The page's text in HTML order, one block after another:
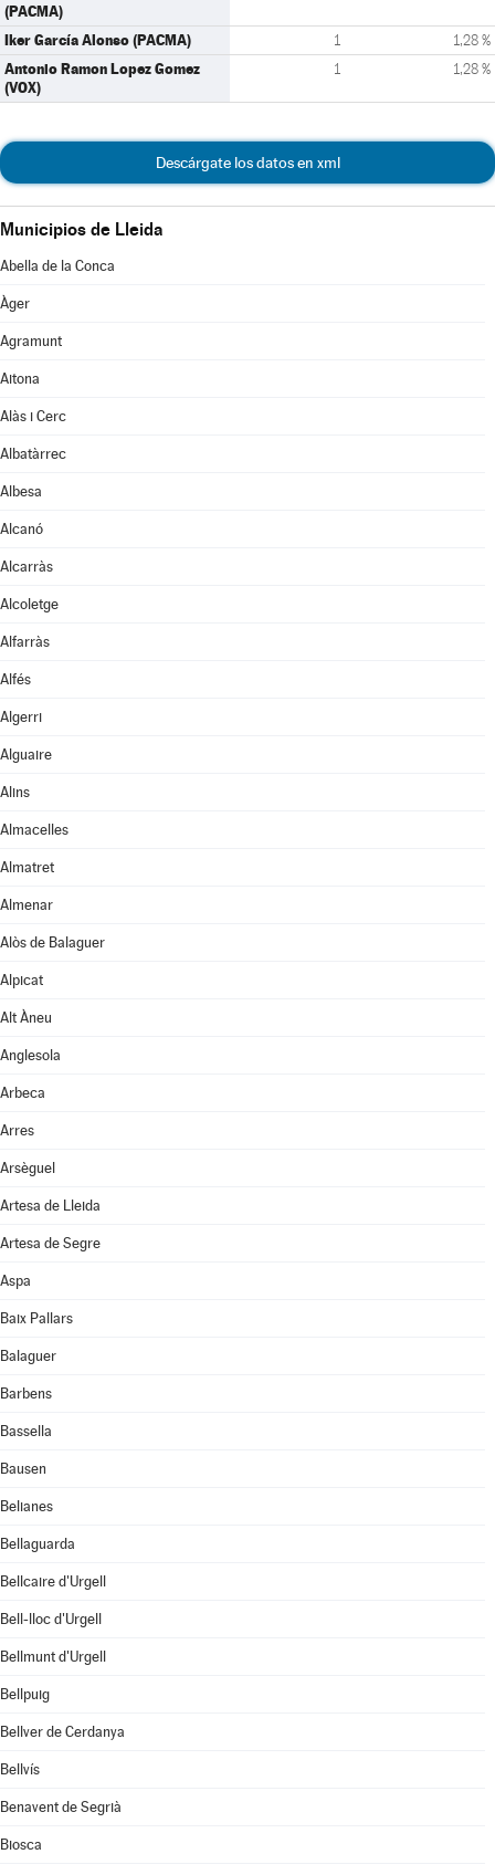
(PACMA)
Iker García Alonso (PACMA) 1 1,28 %
Antonio Ramon Lopez Gomez
(VOX)
1 1,28 %
Descárgate los datos en xml
Municipios de Lleida
Abella de la Conca
Àger
Agramunt
Aitona
Alàs i Cerc
Albatàrrec
Albesa
Alcanó
Alcarràs
Alcoletge
Alfarràs
Alfés
Algerri
Alguaire
Alins
Almacelles
Almatret
Almenar
Alòs de Balaguer
Alpicat
Alt Àneu
Anglesola
Arbeca
Arres
Arsèguel
Artesa de Lleida
Artesa de Segre
Aspa
Baix Pallars
Balaguer
Barbens
Bassella
Bausen
Belianes
Bellaguarda
Bellcaire d'Urgell
Bell-lloc d'Urgell
Bellmunt d'Urgell
Bellpuig
Bellver de Cerdanya
Bellvís
Benavent de Segrià
Biosca